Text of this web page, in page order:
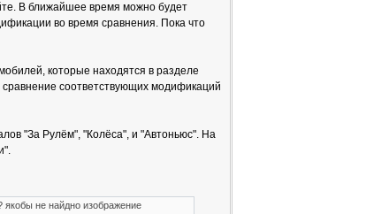
В ближайшее время можно будет
во время сравнения. Пока что
которые находятся в разделе
соответствующих модификаций
"За Рулём", "Колёса", и "Автоньюс". На
не найдно изображение